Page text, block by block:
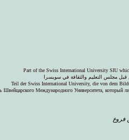
Part of the Swiss International University SIU
قبل مجلس التعليم والثقافة في سويسرا
Teil der Swiss International University, die von dem
Швейцарского Международного Университета, который